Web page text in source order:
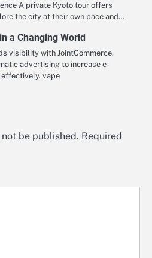
A private Kyoto tour offers
the city at their own pace and…
a Changing World
visibility with JointCommerce.
advertising to increase e-
effectively. vape
be published. Required